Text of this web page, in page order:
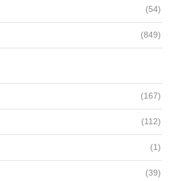
(54)
(849)
(167)
(112)
(1)
(39)